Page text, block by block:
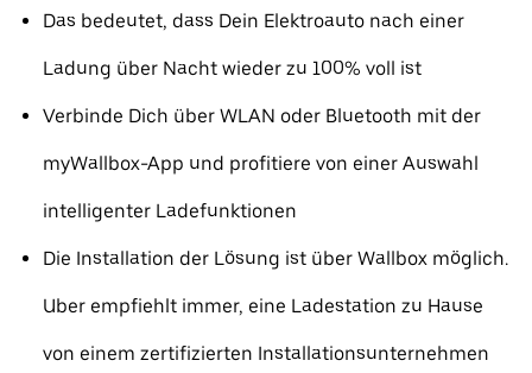
Das bedeutet, dass Dein Elektroauto nach einer
Ladung über Nacht wieder zu 100% voll ist
Verbinde Dich über WLAN oder Bluetooth mit der
myWallbox-App und profitiere von einer Auswahl
intelligenter Ladefunktionen
Die Installation der Lösung ist über Wallbox möglich.
Uber empfiehlt immer, eine Ladestation zu Hause
von einem zertifizierten Installationsunternehmen